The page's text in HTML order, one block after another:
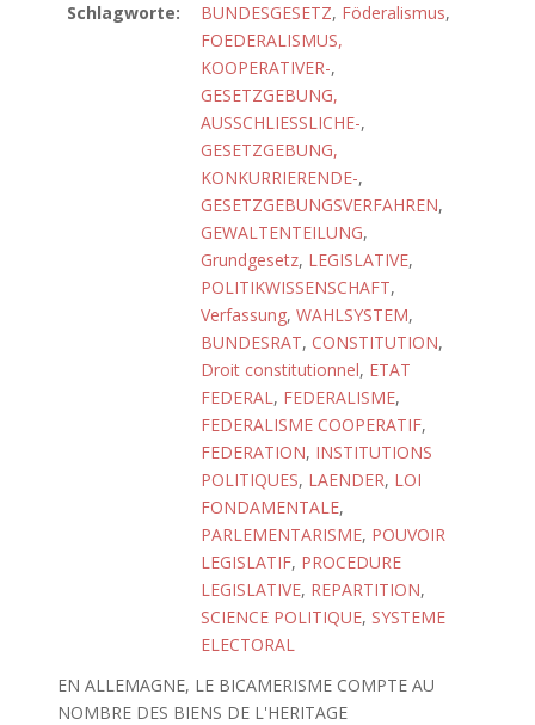
Schlagworte:
BUNDESGESETZ, Föderalismus,
FOEDERALISMUS,
KOOPERATIVER-,
GESETZGEBUNG,
AUSSCHLIESSLICHE-,
GESETZGEBUNG,
KONKURRIERENDE-,
GESETZGEBUNGSVERFAHREN,
GEWALTENTEILUNG,
Grundgesetz, LEGISLATIVE,
POLITIKWISSENSCHAFT,
Verfassung, WAHLSYSTEM,
BUNDESRAT, CONSTITUTION,
Droit constitutionnel, ETAT
FEDERAL, FEDERALISME,
FEDERALISME COOPERATIF,
FEDERATION, INSTITUTIONS
POLITIQUES, LAENDER, LOI
FONDAMENTALE,
PARLEMENTARISME, POUVOIR
LEGISLATIF, PROCEDURE
LEGISLATIVE, REPARTITION,
SCIENCE POLITIQUE, SYSTEME
ELECTORAL
EN ALLEMAGNE, LE BICAMERISME COMPTE AU
NOMBRE DES BIENS DE L'HERITAGE